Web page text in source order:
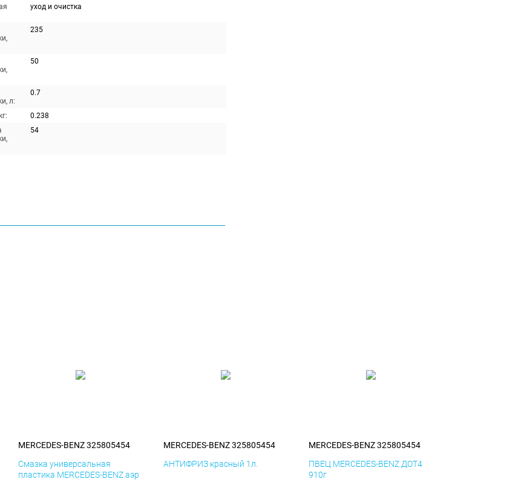
уход и очистка
235
50
л:
0.7
0.238
54
MERCEDES-BENZ 325805454
Смазка универсальная
пластика MERCEDES-BENZ аэр
MERCEDES-BENZ 325805454
АНТИФРИЗ красный 1л.
MERCEDES-BENZ 325805454
ПВЕЦ MERCEDES-BENZ ДОТ4
910г